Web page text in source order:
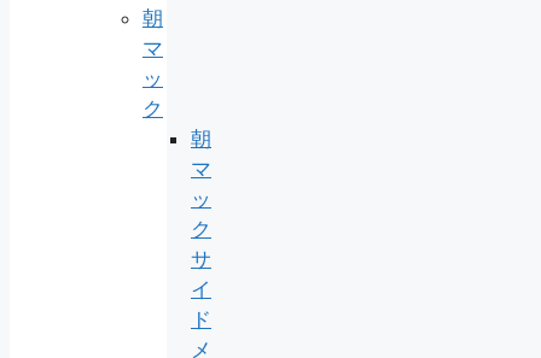
朝
マ
ッ
ク
朝
マ
ッ
ク
サ
イ
ド
メ